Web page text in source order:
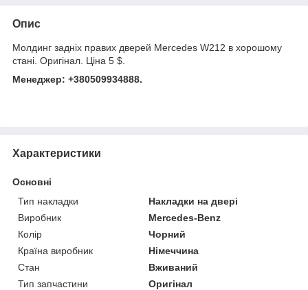
Опис
Молдинг задніх правих дверей Mercedes W212 в хорошому
стані. Оригінал. Ціна 5 $.
Менеджер: +380509934888.
Характеристики
Основні
Тип накладки
Накладки на двері
Виробник
Mercedes-Benz
Колір
Чорний
Країна виробник
Німеччина
Стан
Вживаний
Тип запчастини
Оригінал